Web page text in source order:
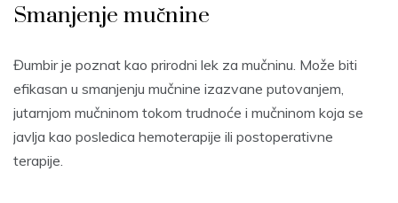
Smanjenje mučnine
Đumbir je poznat kao prirodni lek za mučninu. Može biti
efikasan u smanjenju mučnine izazvane putovanjem,
jutarnjom mučninom tokom trudnoće i mučninom koja se
javlja kao posledica hemoterapije ili postoperativne
terapije.